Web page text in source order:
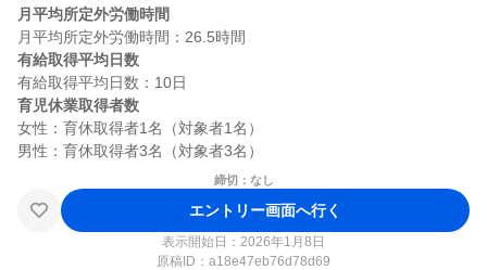
月平均所定外労働時間
有給取得平均日数
育児休業取得者数
女性：育休取得者1名（対象者1名）
締切：なし
エントリー画面へ行く
表示開始日：2026年1月8日
原稿ID： a18e47eb76d78d69